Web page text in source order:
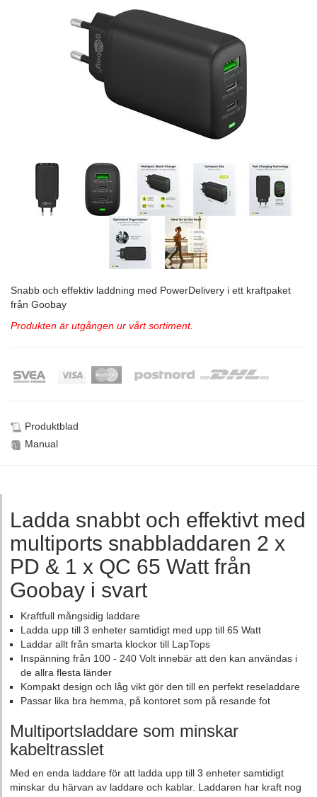
Snabb och effektiv laddning med PowerDelivery i ett kraftpaket
från Goobay
Produkten är utgången ur vårt sortiment.
Produktblad
Manual
Ladda snabbt och effektivt med
multiports snabbladdaren 2 x
PD & 1 x QC 65 Watt från
Goobay i svart
Kraftfull mångsidig laddare
Ladda upp till 3 enheter samtidigt med upp till 65 Watt
Laddar allt från smarta klockor till LapTops
Inspänning från 100 - 240 Volt innebär att den kan användas i
de allra flesta länder
Kompakt design och låg vikt gör den till en perfekt reseladdare
Passar lika bra hemma, på kontoret som på resande fot
Multiportsladdare som minskar
kabeltrasslet
Med en enda laddare för att ladda upp till 3 enheter samtidigt
minskar du härvan av laddare och kablar. Laddaren har kraft nog